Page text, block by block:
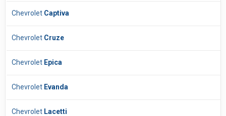
Chevrolet Captiva
Chevrolet Cruze
Chevrolet Epica
Chevrolet Evanda
Chevrolet Lacetti